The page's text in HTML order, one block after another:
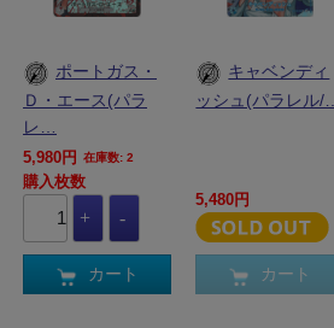
ポートガス・
Ｄ・エース(パラ
レ…
5,980円 在庫数: 2
購入枚数
カート
キャベンディ
ッシュ(パラレル/…
5,480円
カート